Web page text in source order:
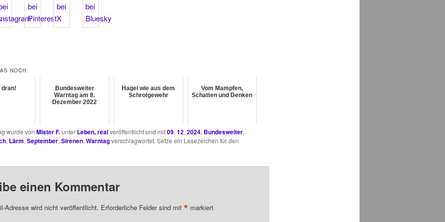
NOCH:
dran!
Bundesweiter
Warntag am 8.
Dezember 2022
Hagel wie aus dem
Schrotgewehr
Vom Mampfen,
Schatten und Denken
wurde von Mister F.unter Leben, realveröffentlicht und mit09, 12, 2024, Bundesweiter,
, Lärm, September, Sirenen, Warntagverschlagwortet. Setze ein Lesezeichen für den
einen Kommentar
Adresse wird nicht veröffentlicht. Erforderliche Felder sind mit * markiert